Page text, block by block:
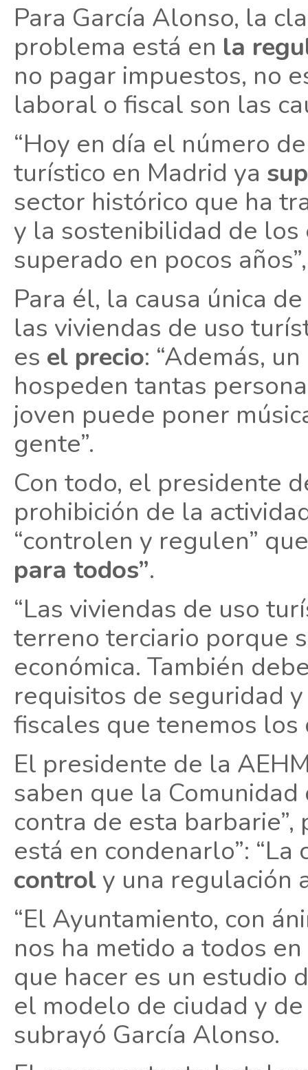
Para García Alonso, la
problema está en la
no pagar impuestos, no
laboral o fiscal son las
“Hoy en día el número
turístico en Madrid ya
sector histórico que ha
y la sostenibilidad de
superado en pocos
Para él, la causa única
las viviendas de uso
es el precio: “Además,
hospeden tantas
joven puede poner
gente”.
Con todo, el presidente
prohibición de la
“controlen y regulen”
para todos”.
“Las viviendas de uso
terreno terciario porque
económica. También
requisitos de seguridad
fiscales que tenemos los
El presidente de la
saben que la
contra de esta
está en condenarlo”:
controly una regulación
“El Ayuntamiento, con
nos ha metido a todos
que hacer es un estudio
el modelo de ciudad y
subrayó García Alonso.